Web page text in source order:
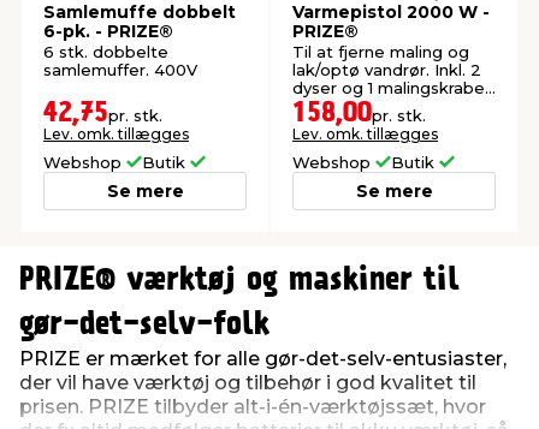
Samlemuffe dobbelt
6-pk. - PRIZE®
6 stk. dobbelte
samlemuffer. 400V
42,75pr. stk.
Lev. omk. tillægges
Webshop Butik
Se mere
Varmepistol 2000 W -
PRIZE®
Til at fjerne maling og
lak/optø vandrør. Inkl. 2
dyser og 1 malingskraber.
350-600°C.
158,00pr. stk.
Lev. omk. tillægges
Webshop Butik
Se mere
1
2
3
1
2
3
PRIZE® værktøj og maskiner til
gør-det-selv-folk
PRIZE er mærket for alle gør-det-selv-entusiaster,
der vil have værktøj og tilbehør i god kvalitet til
prisen. PRIZE tilbyder alt-i-én-værktøjssæt, hvor